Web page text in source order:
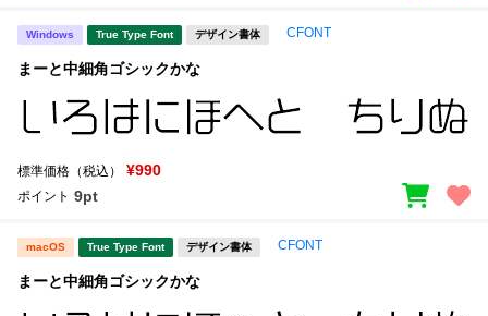
Windows True Type Font デザイン書体 CFONT
まーと中細角ゴシックかな
標準価格（税込） ¥990
ポイント 9pt
macOS True Type Font デザイン書体 CFONT
まーと中細角ゴシックかな